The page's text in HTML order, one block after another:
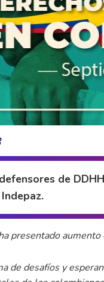
de
presentado
de desafíos y